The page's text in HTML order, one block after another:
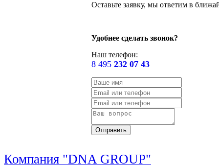
Оставьте заявку, мы ответим в
Удобнее сделать звонок?
Наш телефон:
8 495 232 07 43
Компания "DNA GROUP"